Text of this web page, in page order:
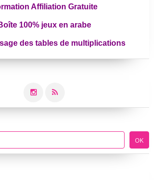
Affiliation Gratuite
100% jeux en arabe
des tables de multiplications